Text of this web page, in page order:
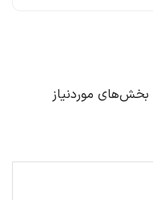
بخش‌های موردنیاز